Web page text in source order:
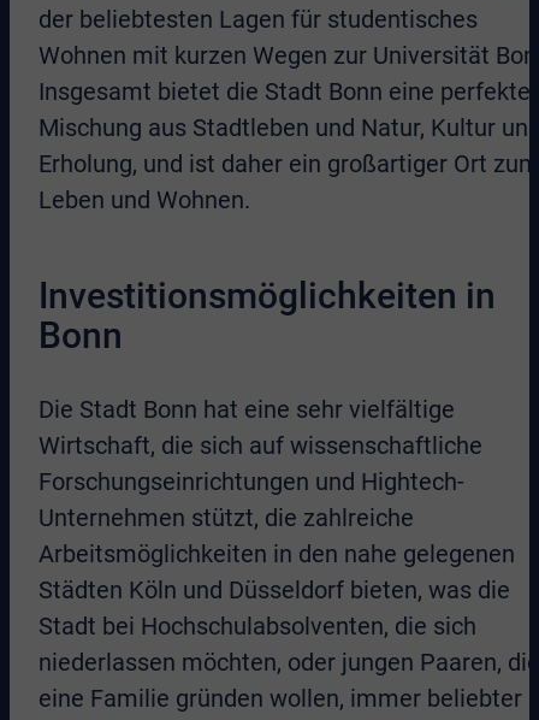
der beliebtesten Lagen für studentisches
Wohnen mit kurzen Wegen zur Universität
Insgesamt bietet die Stadt Bonn eine perfekte
Mischung aus Stadtleben und Natur, Kultur
Erholung, und ist daher ein großartiger Ort zum
Leben und Wohnen.
Investitionsmöglichkeiten in
Bonn
Die Stadt Bonn hat eine sehr vielfältige
Wirtschaft, die sich auf wissenschaftliche
Forschungseinrichtungen und Hightech-
Unternehmen stützt, die zahlreiche
Arbeitsmöglichkeiten in den nahe gelegenen
Städten Köln und Düsseldorf bieten, was die
Stadt bei Hochschulabsolventen, die sich
niederlassen möchten, oder jungen Paaren, die
eine Familie gründen wollen, immer beliebter